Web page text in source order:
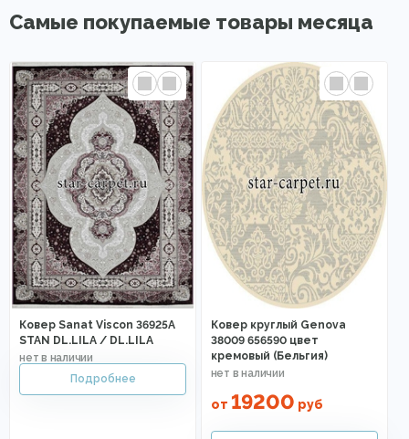
Самые покупаемые товары месяца
Ковер Sanat Viscon 36925A
STAN DL.LILA / DL.LILA
Ковер круглый Genova
38009 656590 цвет
кремовый (Бельгия)
от 19200 руб